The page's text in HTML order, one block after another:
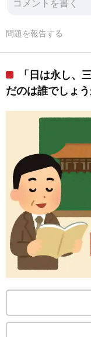
問題を報告する
「日は永し、
だのは誰でしょう